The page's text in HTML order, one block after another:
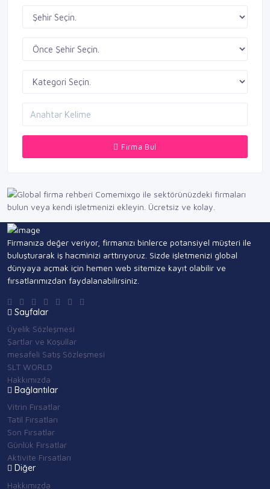
Firma Bul
Firmanıza değer veriyor, firmanızı binlerce potansiyel müşteri ile
buluşturarak iş hacminizi arttırıyoruz. Sizde işletmenizi global
dünyaya açmak için hemen web sitemize kayıt olabilir ve
fırsatlarımızdan faydalanabilirsiniz.
Sayfalar
Üyelik Sözleşmesi
Şartlar ve Koşullar
mesafeli Satış Sözleşmesi
SLT WORLD
Hakkımızda
Bağlantılar
Vitrin Fırsatlar
Tatil Fırsatları
Son Fırsatlar
Günlük Fırsatlar
Aktivite Fırsatları
Diğer
Hakkımızda